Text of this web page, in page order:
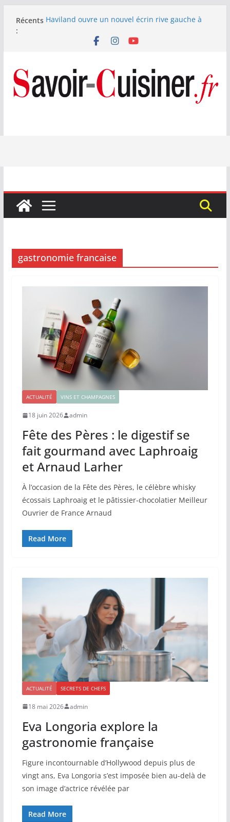
Récents
:
Haviland ouvre un nouvel écrin rive gauche à
Nous avons testé le four à pizza électrique
Little Ice 700 W
Fête des Pères : le digestif se fait gourmand avec
Laphroaig et Arnaud Larher
Catawiki met aux enchères un whisky japonais
gastronomie francaise
ACTUALITÉ VINS ET CHAMPAGNES
18 juin 2026 admin
Fête des Pères : le digestif se
fait gourmand avec Laphroaig
et Arnaud Larher
À l’occasion de la Fête des Pères, le célèbre whisky
écossais Laphroaig et le pâtissier-chocolatier Meilleur
Ouvrier de France Arnaud
Read More
ACTUALITÉ SECRETS DE CHEFS
18 mai 2026 admin
Eva Longoria explore la
gastronomie française
Figure incontournable d’Hollywood depuis plus de
vingt ans, Eva Longoria s’est imposée bien au-delà de
son image d’actrice révélée par
Read More